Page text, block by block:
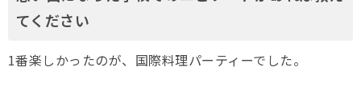
てください
1番楽しかったのが、国際料理パーティーでした。